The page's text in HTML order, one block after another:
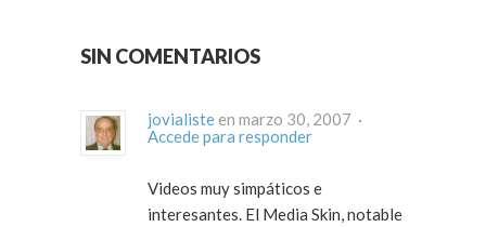
SIN COMENTARIOS
jovialiste
en marzo 30, 2007 ·
Accede para responder
Videos muy simpáticos e
interesantes. El Media Skin, notable